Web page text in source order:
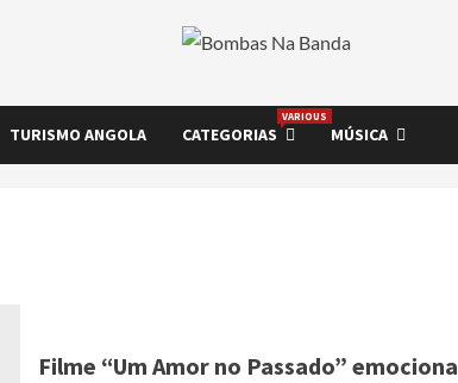
TURISMO ANGOLA CATEGORIAS
VARIOUS
MÚSICA
Filme “Um Amor no Passado” emociona